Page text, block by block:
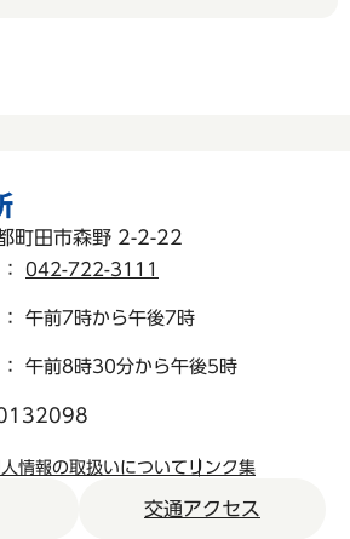
町田市森野 2-2-22
： 042-722-3111
： 午前7時から午後7時
： 午前8時30分から午後5時
情報の取扱いについて リンク集
交通アクセス